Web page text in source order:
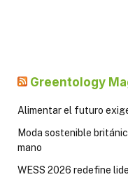
Greentology
Alimentar el futuro
Moda sostenible
mano
WESS 2026 redefine